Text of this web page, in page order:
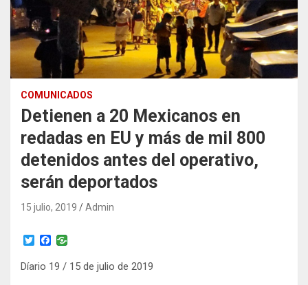
COMUNICADOS
Detienen a 20 Mexicanos en
redadas en EU y más de mil 800
detenidos antes del operativo,
serán deportados
15 julio, 2019 Admin
T
i
t
F
c
e
Díario 19 / 15 de julio de 2019